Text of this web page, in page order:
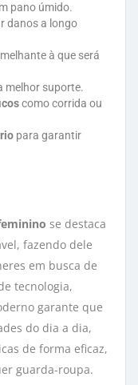
pano úmido.
danos a longo
à que será
melhor suporte.
como corrida ou
para garantir
se destaca
fazendo dele
em busca de
tecnologia,
garante que
do dia a dia,
de forma eficaz,
guarda-roupa.